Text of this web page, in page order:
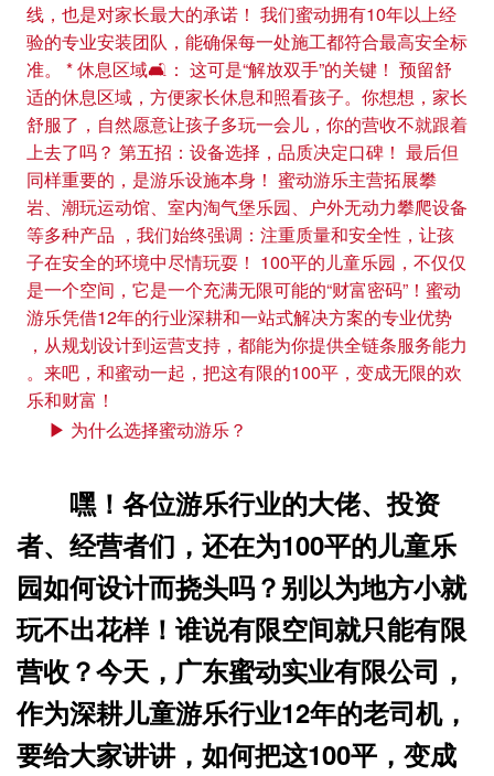
线，也是对家长最大的承诺！ 我们蜜动拥有10年以上经
验的专业安装团队，能确保每一处施工都符合最高安全标
准。 * 休息区域🛋️： 这可是“解放双手”的关键！ 预留舒
适的休息区域，方便家长休息和照看孩子。你想想，家长
舒服了，自然愿意让孩子多玩一会儿，你的营收不就跟着
上去了吗？ 第五招：设备选择，品质决定口碑！ 最后但
同样重要的，是游乐设施本身！ 蜜动游乐主营拓展攀
岩、潮玩运动馆、室内淘气堡乐园、户外无动力攀爬设备
等多种产品 ，我们始终强调：注重质量和安全性，让孩
子在安全的环境中尽情玩耍！ 100平的儿童乐园，不仅仅
是一个空间，它是一个充满无限可能的“财富密码”！蜜动
游乐凭借12年的行业深耕和一站式解决方案的专业优势
，从规划设计到运营支持，都能为你提供全链条服务能力
。来吧，和蜜动一起，把这有限的100平，变成无限的欢
乐和财富！
▶ 为什么选择蜜动游乐？
嘿！各位游乐行业的大佬、投资
者、经营者们，还在为100平的儿童乐
园如何设计而挠头吗？别以为地方小就
玩不出花样！谁说有限空间就只能有限
营收？今天，广东蜜动实业有限公司，
作为深耕儿童游乐行业12年的老司机，
要给大家讲讲，如何把这100平，变成